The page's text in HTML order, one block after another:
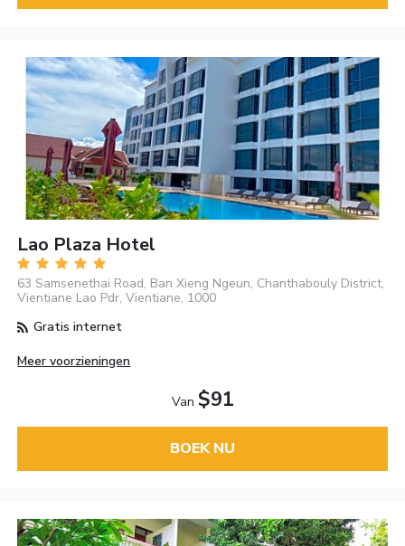
Lao Plaza Hotel
63 Samsenethai Road, Ban Xieng Ngeun, Chanthabouly District,
Vientiane Lao Pdr, Vientiane, 1000
Gratis internet
Meer voorzieningen
Van $91
BOEK NU